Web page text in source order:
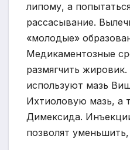
липому, а
рассасывание.
«молодые»
Медикаментозные
размягчить жировик.
используют мазь
Ихтиоловую мазь, а
Димексида.
позволят